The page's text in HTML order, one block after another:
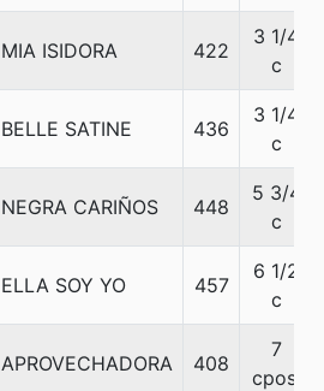
MIA ISIDORA 422
3 1/4
c
BELLE SATINE 436
3 1/4
c
NEGRA CARIÑOS 448
5 3/4
c
ELLA SOY YO 457
6 1/2
c
APROVECHADORA 408
7
cpos.